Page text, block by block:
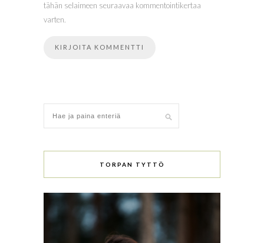
tähän selaimeen seuraavaa kommentointikertaa
varten.
TORPAN TYTTÖ